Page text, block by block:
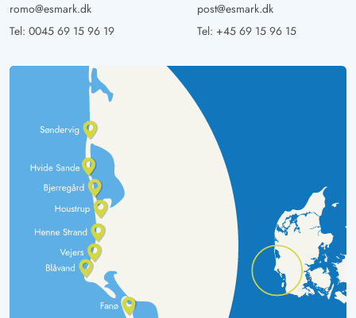
romo@esmark.dk
Tel: 0045 69 15 96 19
post@esmark.dk
Tel: +45 69 15 96 15